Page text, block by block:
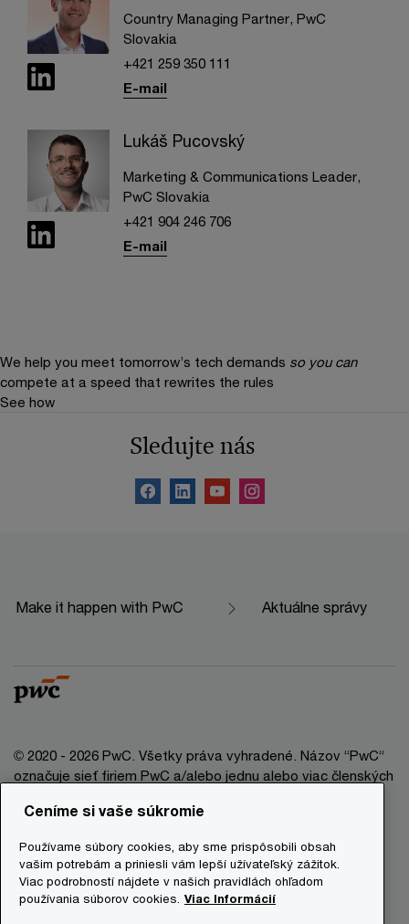
Country Managing Partner, PwC
Slovakia
+421 259 350 111
E-mail
Lukáš Pucovský
Marketing & Communications Leader,
PwC Slovakia
+421 904 246 706
E-mail
We help you meet tomorrow’s tech demands so you can
compete at a speed that rewrites the rules
See how
Sledujte nás
Make it happen with PwC Aktuálne správy
© 2020 - 2026 PwC. Všetky práva vyhradené. Názov “PwC“
označuje sieť firiem PwC a/alebo jednu alebo viac členských
informácie nájdete na stránke www.pwc.com/structure.
Právna doložka
Ochrana osobných údajov
Ceníme si vaše súkromie
Používame súbory cookies, aby sme prispôsobili obsah
vašim potrebám a priniesli vám lepší užívateľský zážitok.
Viac podrobností nájdete v našich pravidlách ohľadom
používania súborov cookies. Viac Informácií